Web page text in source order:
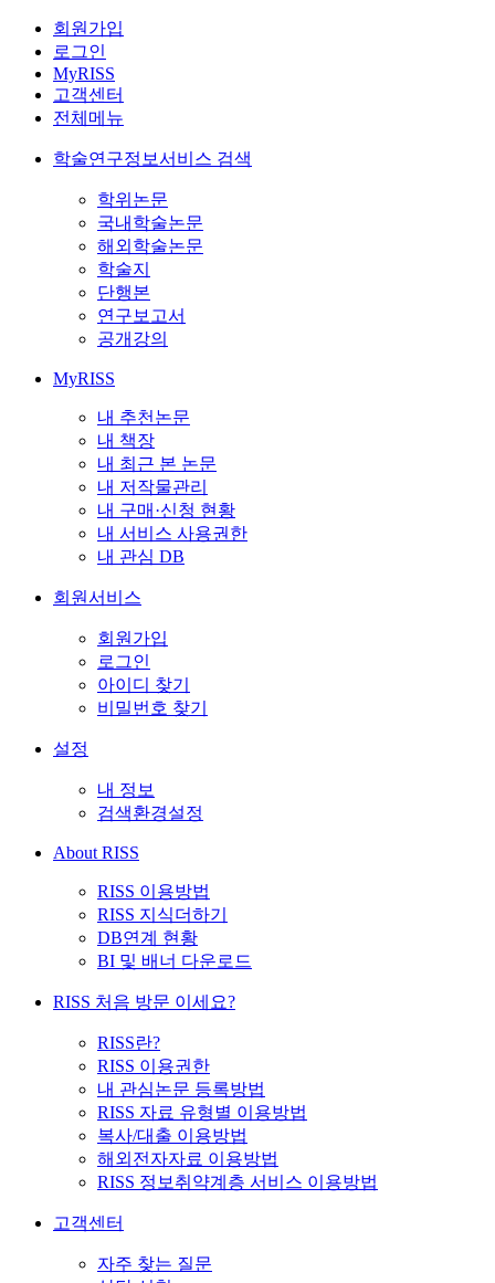
회원가입
로그인
MyRISS
고객센터
전체메뉴
학술연구정보서비스 검색
학위논문
국내학술논문
해외학술논문
학술지
단행본
연구보고서
공개강의
MyRISS
내 추천논문
내 책장
내 최근 본 논문
내 저작물관리
내 구매·신청 현황
내 서비스 사용권한
내 관심 DB
회원서비스
회원가입
로그인
아이디 찾기
비밀번호 찾기
설정
내 정보
검색환경설정
About RISS
RISS 이용방법
RISS 지식더하기
DB연계 현황
BI 및 배너 다운로드
RISS 처음 방문 이세요?
RISS란?
RISS 이용권한
내 관심논문 등록방법
RISS 자료 유형별 이용방법
복사/대출 이용방법
해외전자자료 이용방법
RISS 정보취약계층 서비스 이용방법
고객센터
자주 찾는 질문